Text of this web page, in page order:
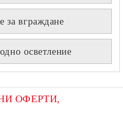
за вграждане
осветление
ОФЕРТИ,